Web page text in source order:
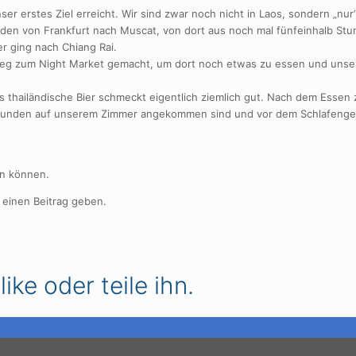
erstes Ziel erreicht. Wir sind zwar noch nicht in Laos, sondern
von Frankfurt nach Muscat, von dort aus noch mal fünfeinhalb
ging nach Chiang Rai.
zum Night Market gemacht, um dort noch etwas zu essen und
Bier schmeckt eigentlich ziemlich gut. Nach dem Essen
auf unserem Zimmer angekommen sind und vor dem
können.
Beitrag geben.
oder teile ihn.